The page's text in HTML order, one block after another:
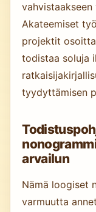
Akateemiset
projektit
todistaa soluja
tyydyttämisen
arvailun
Nämä loogiset
varmuutta